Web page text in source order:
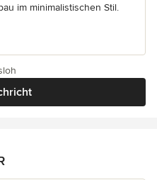
im minimalistischen Stil.